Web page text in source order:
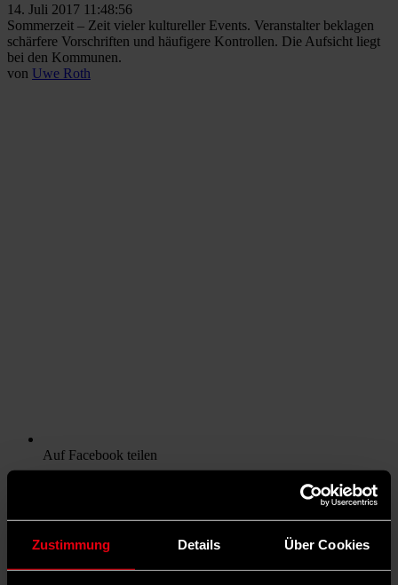
Zustimmung Details Über Cookies
14. Juli 2017 11:48:56
Sommerzeit – Zeit vieler kultureller Events. Veranstalter beklagen
schärfere Vorschriften und häufigere Kontrollen. Die Aufsicht liegt
bei den Kommunen.
von Uwe Roth
Auf Facebook teilen